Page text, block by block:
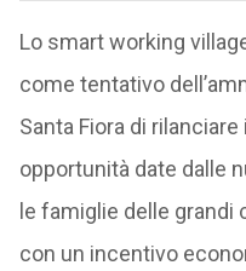
Lo smart working
come tentativo
Santa Fiora di
opportunità date dalle
le famiglie delle grandi
con un incentivo